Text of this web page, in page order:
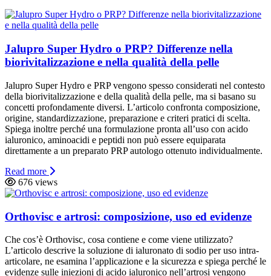
Jalupro Super Hydro o PRP? Differenze nella
biorivitalizzazione e nella qualità della pelle
Jalupro Super Hydro e PRP vengono spesso considerati nel contesto
della biorivitalizzazione e della qualità della pelle, ma si basano su
concetti profondamente diversi. L’articolo confronta composizione,
origine, standardizzazione, preparazione e criteri pratici di scelta.
Spiega inoltre perché una formulazione pronta all’uso con acido
ialuronico, aminoacidi e peptidi non può essere equiparata
direttamente a un preparato PRP autologo ottenuto individualmente.
Read more
676 views
Orthovisc e artrosi: composizione, uso ed evidenze
Che cos’è Orthovisc, cosa contiene e come viene utilizzato?
L’articolo descrive la soluzione di ialuronato di sodio per uso intra-
articolare, ne esamina l’applicazione e la sicurezza e spiega perché le
evidenze sulle iniezioni di acido ialuronico nell’artrosi vengono